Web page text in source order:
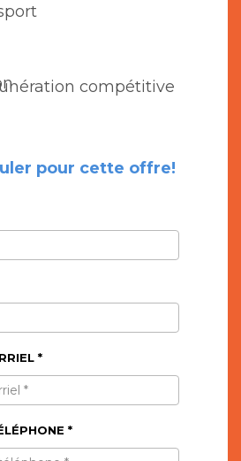
compétitive
pour cette offre!
*
*